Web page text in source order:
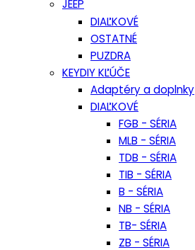
JEEP
DIAĽKOVÉ
OSTATNÉ
PUZDRA
KEYDIY KĽÚČE
Adaptéry a doplnky
DIAĽKOVÉ
FGB - SÉRIA
MLB - SÉRIA
TDB - SÉRIA
TIB - SÉRIA
B - SÉRIA
NB - SÉRIA
TB- SÉRIA
ZB - SÉRIA